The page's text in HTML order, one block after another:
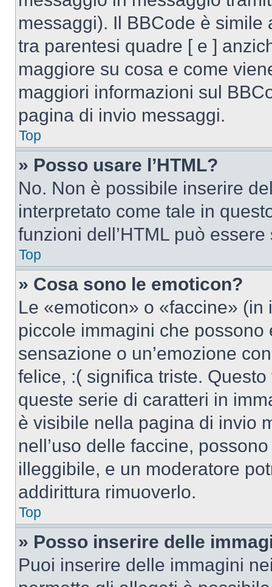
messaggi). Il BBCode è simile
tra parentesi quadre [ e ]
maggiore su cosa e come
maggiori informazioni sul
pagina di invio messaggi.
Top
» Posso usare l’HTML?
No. Non è possibile inserire
interpretato come tale in
funzioni dell’HTML può
Top
» Cosa sono le emoticon?
Le «emoticon» o «faccine»
piccole immagini che
sensazione o un’emozione
felice, :( significa triste.
queste serie di caratteri in
è visibile nella pagina di invio
nell’uso delle faccine,
illeggibile, e un moderatore
addirittura rimuoverlo.
Top
» Posso inserire delle
Puoi inserire delle immagini